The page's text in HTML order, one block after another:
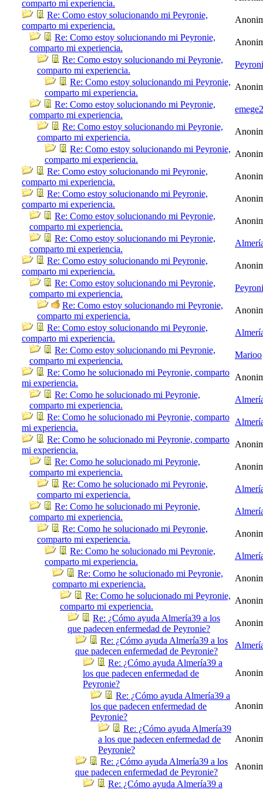
comparto mi experiencia.
Re: Como estoy solucionando mi Peyronie,
comparto mi experiencia.
Re: Como estoy solucionando mi Peyronie,
comparto mi experiencia.
Re: Como estoy solucionando mi Peyronie,
comparto mi experiencia.
Re: Como estoy solucionando mi Peyronie,
comparto mi experiencia.
Re: Como estoy solucionando mi Peyronie,
comparto mi experiencia.
Re: Como estoy solucionando mi Peyronie,
comparto mi experiencia.
Re: Como estoy solucionando mi Peyronie,
comparto mi experiencia.
Re: Como estoy solucionando mi Peyronie,
comparto mi experiencia.
Re: Como estoy solucionando mi Peyronie,
comparto mi experiencia.
Re: Como estoy solucionando mi Peyronie,
comparto mi experiencia.
Re: Como estoy solucionando mi Peyronie,
comparto mi experiencia.
Re: Como estoy solucionando mi Peyronie,
comparto mi experiencia.
Re: Como estoy solucionando mi Peyronie,
comparto mi experiencia.
Re: Como estoy solucionando mi Peyronie,
comparto mi experiencia.
Re: Como estoy solucionando mi Peyronie,
comparto mi experiencia.
Re: Como estoy solucionando mi Peyronie,
comparto mi experiencia.
Marioo
Re: Como he solucionado mi Peyronie, comparto
mi experiencia.
Re: Como he solucionado mi Peyronie,
comparto mi experiencia.
Re: Como he solucionado mi Peyronie, comparto
mi experiencia.
Re: Como he solucionado mi Peyronie, comparto
mi experiencia.
Re: Como he solucionado mi Peyronie,
comparto mi experiencia.
Re: Como he solucionado mi Peyronie,
comparto mi experiencia.
Re: Como he solucionado mi Peyronie,
comparto mi experiencia.
Re: Como he solucionado mi Peyronie,
comparto mi experiencia.
Re: Como he solucionado mi Peyronie,
comparto mi experiencia.
Re: Como he solucionado mi Peyronie,
comparto mi experiencia.
Re: Como he solucionado mi Peyronie,
comparto mi experiencia.
Re: ¿Cómo ayuda Almería39 a los
que padecen enfermedad de Peyronie?
Re: ¿Cómo ayuda Almería39 a los
que padecen enfermedad de Peyronie?
Re: ¿Cómo ayuda Almería39 a
los que padecen enfermedad de
Peyronie?
Re: ¿Cómo ayuda Almería39 a
los que padecen enfermedad de
Peyronie?
Re: ¿Cómo ayuda Almería39
a los que padecen enfermedad de
Peyronie?
Re: ¿Cómo ayuda Almería39 a los
que padecen enfermedad de Peyronie?
Re: ¿Cómo ayuda Almería39 a